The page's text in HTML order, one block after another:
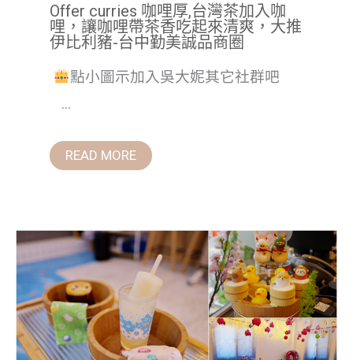
Offer curries 咖哩厚,台灣茶加入咖
哩，讓咖哩帶茶香吃起來清爽，大推
伊比利豬-台中勤美誠品商圈
點小圖示加入吳大妮其它社群吧
...
READ MORE